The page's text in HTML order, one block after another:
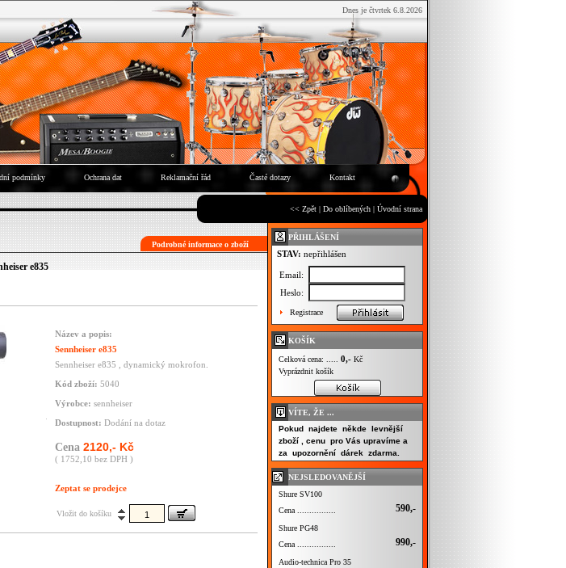
Dnes je čtvrtek 6.8.2026
podmínky Ochrana dat Reklamační řád Časté dotazy Kontakt
<< Zpět | Do oblíbených | Úvodní strana
Podrobné informace o zboží
e835
Název a popis:
Sennheiser e835
Sennheiser e835 , dynamický mokrofon.
Kód zboží: 5040
Výrobce: sennheiser
Dostupnost: Dodání na dotaz
Cena 2120,- Kč
( 1752,10 bez DPH )
Zeptat se prodejce
Vložit do košíku
PŘIHLÁŠENÍ
STAV: nepřihlášen
Email:
Heslo:
Registrace
KOŠÍK
Celková cena: ..... 0,- Kč
Vyprázdnit košík
VÍTE, ŽE ...
Pokud najdete někde levnější
zboží , cenu pro Vás upravíme a
za upozornění dárek zdarma.
NEJSLEDOVANĚJŠÍ
Shure SV100
Cena ................
590,-
Shure PG48
Cena ................
990,-
Audio-technica Pro 35